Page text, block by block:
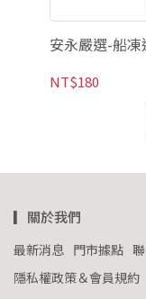
安永嚴選-船
NT$180
▎關於我們
最新消息 門市據點
隱私權政策＆會員規約